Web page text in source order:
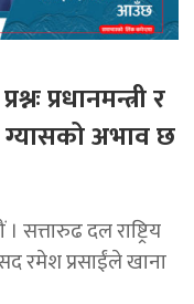
प्रधानमन्त्री र
ग्यासको अभाव छ
सत्तारुढ दल राष्ट्रिय
रमेश प्रसाईंले खाना